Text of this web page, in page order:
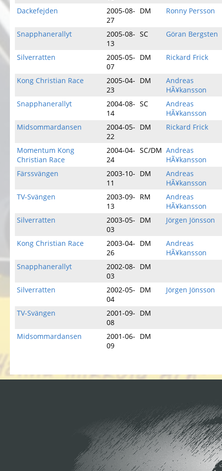
Dackefejden
2005-08-
27
DM Ronny Persson
Snapphanerallyt
2005-08-
13
SC Göran Bergsten
Silverratten
2005-05-
07
DM Rickard Frick
Kong Christian Race
2005-04-
23
DM
Andreas
HÃ¥kansson
Snapphanerallyt
2004-08-
14
SC
Andreas
HÃ¥kansson
Midsommardansen
2004-05-
22
DM Rickard Frick
Momentum Kong
Christian Race
2004-04-
24
SC/DM Andreas
HÃ¥kansson
Färssvängen
2003-10-
11
DM
Andreas
HÃ¥kansson
TV-Svängen
2003-09-
13
RM
Andreas
HÃ¥kansson
Silverratten
2003-05-
03
DM Jörgen Jönsson
Kong Christian Race
2003-04-
26
DM
Andreas
HÃ¥kansson
Snapphanerallyt
2002-08-
03
DM
Silverratten
2002-05-
04
DM Jörgen Jönsson
TV-Svängen
2001-09-
08
DM
Midsommardansen
2001-06-
09
DM